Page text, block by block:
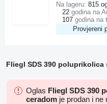
Provjereni
Na lageru: 815
22 godina na
107 godina na
Fliegl SDS 390 poluprikolica
Oglas Fliegl SDS 390
ceradom je prodan i ne